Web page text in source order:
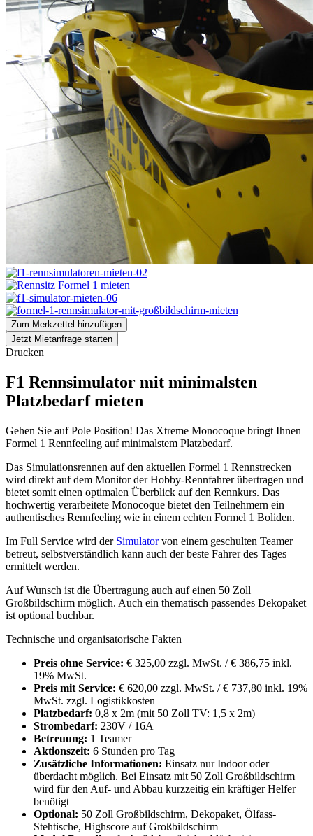
Zum Merkzettel hinzufügen
Jetzt Mietanfrage starten
Drucken
F1 Rennsimulator mit minimalsten
Platzbedarf mieten
Gehen Sie auf Pole Position! Das Xtreme Monocoque bringt Ihnen
Formel 1 Rennfeeling auf minimalstem Platzbedarf.
Das Simulationsrennen auf den aktuellen Formel 1 Rennstrecken
wird direkt auf dem Monitor der Hobby-Rennfahrer übertragen und
bietet somit einen optimalen Überblick auf den Rennkurs. Das
hochwertig verarbeitete Monocoque bietet den Teilnehmern ein
authentisches Rennfeeling wie in einem echten Formel 1 Boliden.
Im Full Service wird der Simulatorvon einem geschulten Teamer
betreut, selbstverständlich kann auch der beste Fahrer des Tages
ermittelt werden.
Auf Wunsch ist die Übertragung auch auf einen 50 Zoll
Großbildschirm möglich. Auch ein thematisch passendes Dekopaket
ist optional buchbar.
Technische und organisatorische Fakten
Preis ohne Service: € 325,00 zzgl. MwSt. / € 386,75 inkl.
19% MwSt.
Preis mit Service: € 620,00 zzgl. MwSt. / € 737,80 inkl. 19%
MwSt. zzgl. Logistikkosten
Platzbedarf: 0,8 x 2m (mit 50 Zoll TV: 1,5 x 2m)
Strombedarf: 230V / 16A
Betreuung: 1 Teamer
Aktionszeit: 6 Stunden pro Tag
Zusätzliche Informationen: Einsatz nur Indoor oder
überdacht möglich. Bei Einsatz mit 50 Zoll Großbildschirm
wird für den Auf- und Abbau kurzzeitig ein kräftiger Helfer
benötigt
Optional: 50 Zoll Großbildschirm, Dekopaket, Ölfass-
Stehtische, Highscore auf Großbildschirm